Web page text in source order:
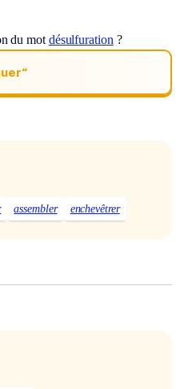
du mot désulfuration ?
assembler enchevêtrer